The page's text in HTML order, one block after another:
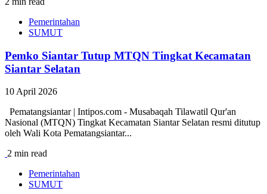
Pemerintahan
SUMUT
Pemko Siantar Tutup MTQN Tingkat Kecamatan
Siantar Selatan
10 April 2026
Pematangsiantar | Intipos.com - Musabaqah Tilawatil Qur'an
Nasional (MTQN) Tingkat Kecamatan Siantar Selatan resmi ditutup
oleh Wali Kota Pematangsiantar...
2 min read
Pemerintahan
SUMUT